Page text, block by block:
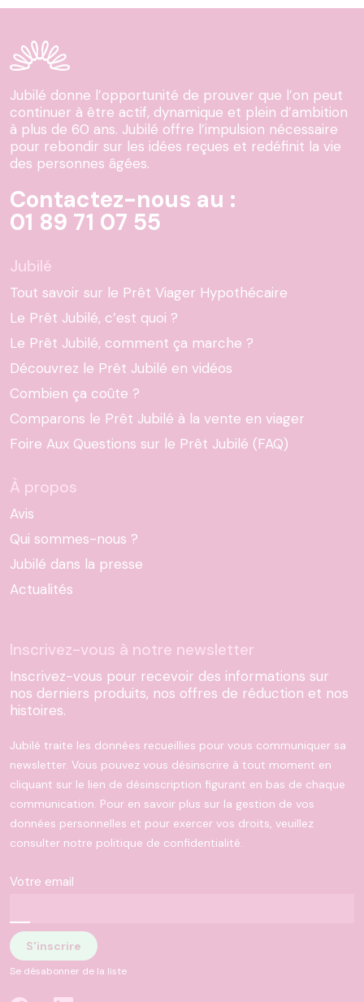
Jubilé donne l’opportunité de prouver que l’on peut
continuer à être actif, dynamique et plein d’ambition
à plus de 60 ans. Jubilé offre l’impulsion nécessaire
pour rebondir sur les idées reçues et redéfinit la vie
des personnes âgées.
Contactez-nous au :
01 89 71 07 55
Jubilé
Tout savoir sur le Prêt Viager Hypothécaire
Le Prêt Jubilé, c’est quoi ?
Le Prêt Jubilé, comment ça marche ?
Découvrez le Prêt Jubilé en vidéos
Combien ça coûte ?
Comparons le Prêt Jubilé à la vente en viager
Foire Aux Questions sur le Prêt Jubilé (FAQ)
À propos
Avis
Qui sommes-nous ?
Jubilé dans la presse
Actualités
Inscrivez-vous à notre newsletter
Inscrivez-vous pour recevoir des informations sur
nos derniers produits, nos offres de réduction et nos
histoires.
Jubilé traite les données recueillies pour vous communiquer sa
newsletter. Vous pouvez vous désinscrire à tout moment en
cliquant sur le lien de désinscription figurant en bas de chaque
communication. Pour en savoir plus sur la gestion de vos
données personnelles et pour exercer vos droits, veuillez
consulter notre politique de confidentialité.
Votre email
Se désabonner de la liste